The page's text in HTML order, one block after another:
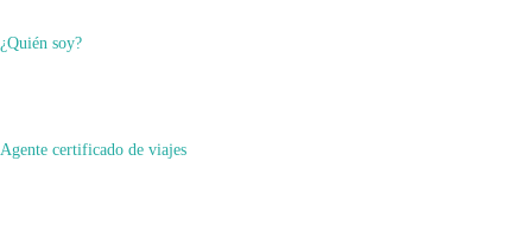
¿Quién soy?
Agente certificado de viajes